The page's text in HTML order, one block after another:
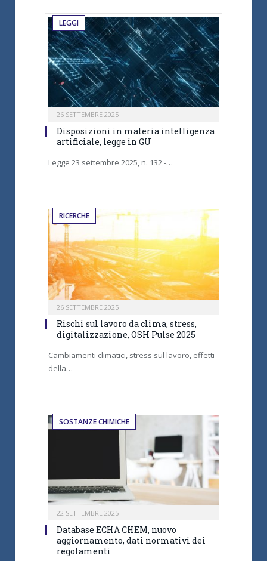
LEGGI
26 SETTEMBRE 2025
Disposizioni in materia intelligenza
artificiale, legge in GU
Legge 23 settembre 2025, n. 132 -…
RICERCHE
26 SETTEMBRE 2025
Rischi sul lavoro da clima, stress,
digitalizzazione, OSH Pulse 2025
Cambiamenti climatici, stress sul lavoro, effetti
della…
SOSTANZE CHIMICHE
22 SETTEMBRE 2025
Database ECHA CHEM, nuovo
aggiornamento, dati normativi dei
regolamenti